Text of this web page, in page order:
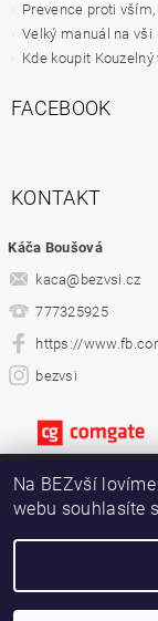
Prevence proti
Velký manuál na vši
Kde koupit
FACEBOOK
KONTAKT
Káča Boušová
kaca@ bezvsi.cz
777325925
https://
bezvsi
Na BEZvší
webu souhlasíte